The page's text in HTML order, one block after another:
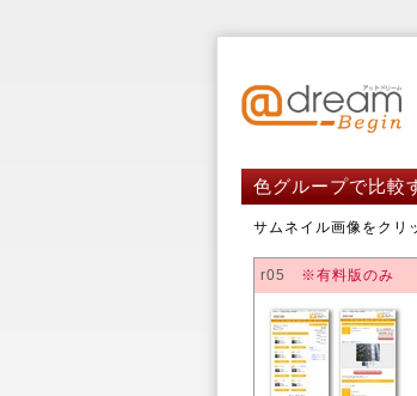
色グループで比較
サムネイル画像をクリ
r05 ※有料版のみ